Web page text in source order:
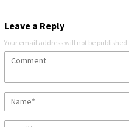
Leave a Reply
Your email address will not be published.